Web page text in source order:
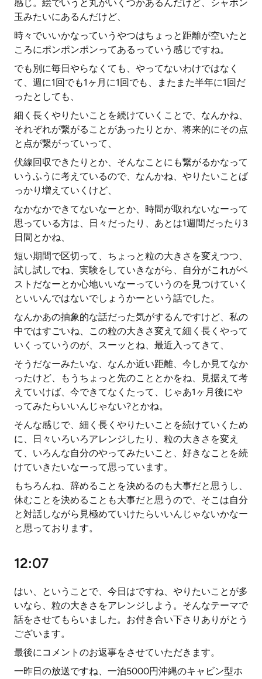
感じ。絵でいうと丸がいくつかあるんだけど、シャボン
玉みたいにあるんだけど、
時々でいいかなっていうやつはちょっと距離が空いたと
ころにポンポンポンってあるっていう感じですね。
でも別に毎日やらなくても、やってないわけではなく
て、週に1回でも1ヶ月に1回でも、またまた半年に1回だ
ったとしても、
細く長くやりたいことを続けていくことで、なんかね、
それぞれが繋がることがあったりとか、将来的にその点
と点が繋がっていって、
伏線回収できたりとか、そんなことにも繋がるかなって
いうふうに考えているので、なんかね、やりたいことば
っかり増えていくけど、
なかなかできてないなーとか、時間が取れないなーって
思っている方は、日々だったり、あとは1週間だったり3
日間とかね、
短い期間で区切って、ちょっと粒の大きさを変えつつ、
試し試しでね、実験をしていきながら、自分がこれがベ
ストだなーとか心地いいなーっていうのを見つけていく
といいんではないでしょうかーという話でした。
なんかあの抽象的な話だった気がするんですけど、私の
中ではすごいね、この粒の大きさ変えて細く長くやって
いくっていうのが、スーッとね、最近入ってきて、
そうだなーみたいな、なんか近い距離、今しか見てなか
ったけど、もうちょっと先のこととかをね、見据えて考
えていけば、今できてなくたって、じゃあ1ヶ月後にや
ってみたらいいんじゃない?とかね。
そんな感じで、細く長くやりたいことを続けていくため
に、日々いろいろアレンジしたり、粒の大きさを変え
て、いろんな自分のやってみたいこと、好きなことを続
けていきたいなーって思っています。
もちろんね、辞めることを決めるのも大事だと思うし、
休むことを決めることも大事だと思うので、そこは自分
と対話しながら見極めていけたらいいんじゃないかなー
と思っております。
12:07
はい、ということで、今日はですね、やりたいことが多
いなら、粒の大きさをアレンジしよう。そんなテーマで
話をさせてもらいました。お付き合い下さりありがとう
ございます。
最後にコメントのお返事をさせていただきます。
一昨日の放送ですね、一泊5000円沖縄のキャビン型ホ